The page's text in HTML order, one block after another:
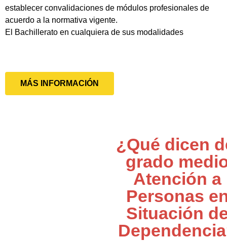
establecer convalidaciones de módulos profesionales de
acuerdo a la normativa vigente.
El Bachillerato en cualquiera de sus modalidades
MÁS INFORMACIÓN
¿Qué dicen
grado
Atención a
Personas
Situación